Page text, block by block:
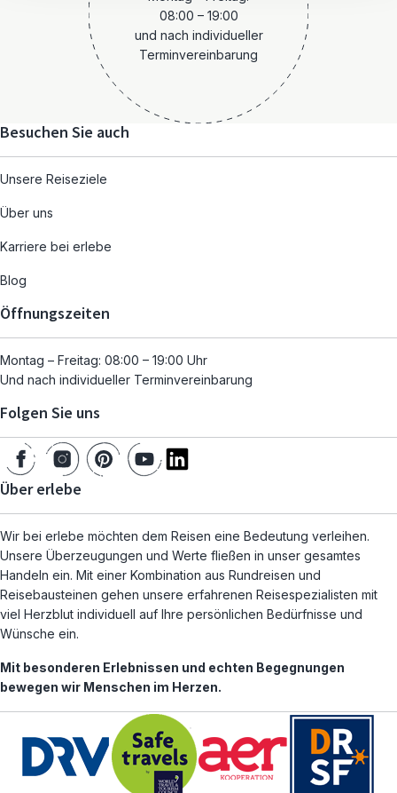
08:00 – 19:00
und nach individueller
Terminvereinbarung
Besuchen Sie auch
Unsere Reiseziele
Über uns
Karriere bei erlebe
Blog
Öffnungszeiten
Montag – Freitag: 08:00 – 19:00 Uhr
Und nach individueller Terminvereinbarung
Folgen Sie uns
Über erlebe
Wir bei erlebe möchten dem Reisen eine Bedeutung verleihen.
Unsere Überzeugungen und Werte fließen in unser gesamtes
Handeln ein. Mit einer Kombination aus Rundreisen und
Reisebausteinen gehen unsere erfahrenen Reisespezialisten mit
viel Herzblut individuell auf Ihre persönlichen Bedürfnisse und
Wünsche ein.
Mit besonderen Erlebnissen und echten Begegnungen
bewegen wir Menschen im Herzen.